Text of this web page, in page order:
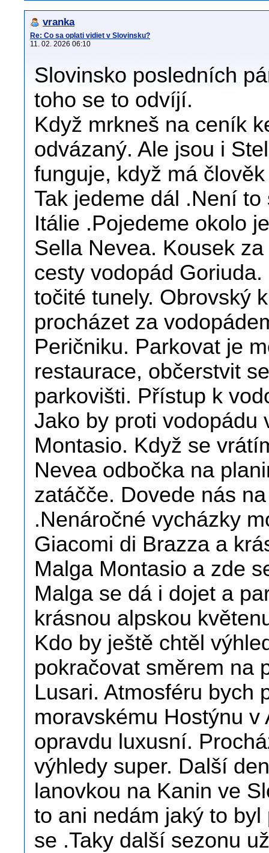
vranka
Re: Co sa oplati vidiet v Slovinsku?
11. 02. 2026 06:10
Slovinsko posledních
toho se to odvíjí.
Když mrkneš na ceník
odvázaný. Ale jsou i
funguje, když má
Tak jedeme dál .Není
Itálie .Pojedeme okolo
Sella Nevea. Kousek
cesty vodopád
točité tunely. Obrovský
procházet za
Peričniku. Parkovat je
restaurace, občerstvit
parkovišti. Přístup k
Jako by proti vodopádu
Montasio. Když se
Nevea odbočka na
zatáčče. Dovede nás
.Nenáročné vycházky
Giacomi di Brazza a
Malga Montasio a zde
Malga se dá i dojet a
krásnou alpskou
Kdo by ještě chtěl
pokračovat směrem na
Lusari. Atmosféru bych
moravskému Hostýnu
opravdu luxusní.
výhledy super. Další
lanovkou na Kanin ve
to ani nedám jaký to
se .Taky další sezonu